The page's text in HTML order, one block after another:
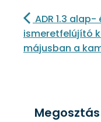
ADR 1.3 alap-
ismeretfelújító
májusban a